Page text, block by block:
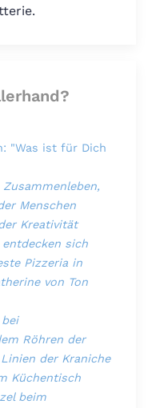
"Was ist für Dich
Menschen
Kreativität
sich
Pizzeria in
von Ton
Röhren der
der Kraniche
Küchentisch
beim